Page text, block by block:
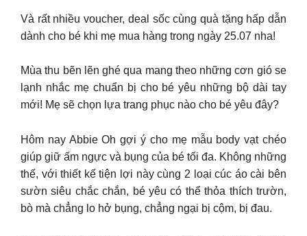
Và rất nhiều voucher, deal sốc cùng quà tặng hấp dẫn
dành cho bé khi mẹ mua hàng trong ngày 25.07 nha!
Mùa thu bẽn lẽn ghé qua mang theo những cơn gió se
lạnh nhắc mẹ chuẩn bị cho bé yêu những bộ dài tay
mới! Mẹ sẽ chọn lựa trang phục nào cho bé yêu đây?
Hôm nay Abbie Oh gợi ý cho mẹ mẫu body vạt chéo
giúp giữ ấm ngực và bụng của bé tối đa. Không những
thế, với thiết kế tiện lợi này cùng 2 loại cúc áo cài bên
sườn siêu chắc chắn, bé yêu có thể thỏa thích trườn,
bò mà chẳng lo hở bụng, chẳng ngại bị cộm, bị đau.